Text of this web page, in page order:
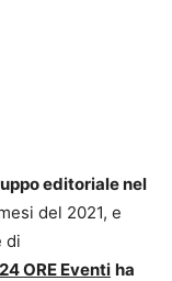
editoriale nel
del 2021, e
di
24 ORE Eventi ha